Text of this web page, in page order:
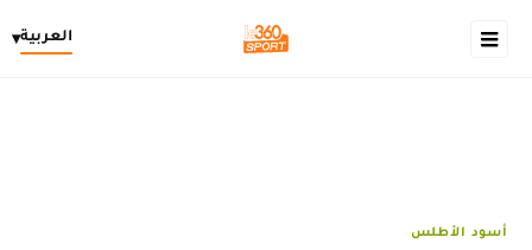
العربية▾
أسود الأطلس